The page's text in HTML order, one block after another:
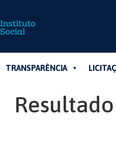
TRANSPARÊNCIA